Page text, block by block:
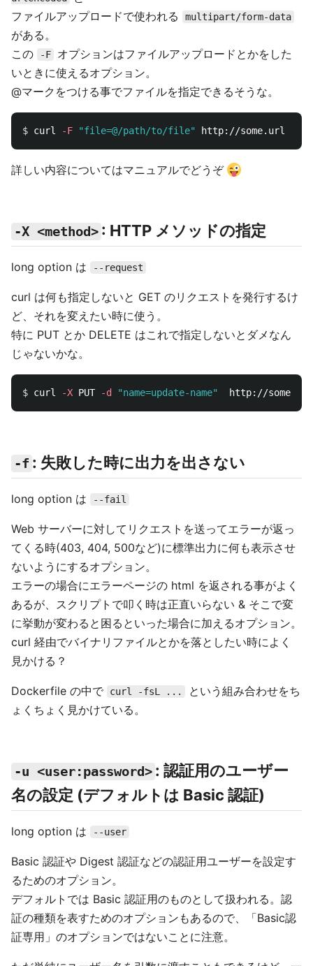
ファイルアップロードで使われる
multipart/form-data
がある。
この
-F
オプションはファイルアップロードとかをした
いときに使えるオプション。
@マークをつける事でファイルを指定できるそうな。
$ curl -F "file=@/path/to/file"
詳しい内容についてはマニュアルでどうぞ
-X <method> : HTTP メソッドの指定
long option は --request
curl は何も指定しないと GET のリクエストを発行するけ
ど、それを変えたい時に使う。
特に PUT とか DELETE はこれで指定しないとダメなん
じゃないかな。
$ curl -X PUT -d "name=update-name"
-f : 失敗した時に出力を出さない
long option は --fail
Web サーバーに対してリクエストを送ってエラーが返っ
てくる時(403, 404, 500など)に標準出力に何も表示させ
ないようにするオプション。
エラーの場合にエラーページの html を返される事がよく
あるが、スクリプトで叩く時は正直いらない & そこで変
に挙動が変わると困るといった場合に加えるオプション。
curl 経由でバイナリファイルとかを落としたい時によく
見かける？
Dockerfile の中で curl -fsL ...
という組み合わせをち
ょくちょく見かけている。
-u <user:password> : 認証用のユーザー
名の設定 (デフォルトは Basic 認証)
long option は --user
Basic 認証や Digest 認証などの認証用ユーザーを設定す
るためのオプション。
デフォルトでは Basic 認証用のものとして扱われる。認
証の種類を表すためのオプションもあるので、「Basic認
証専用」のオプションではないことに注意。